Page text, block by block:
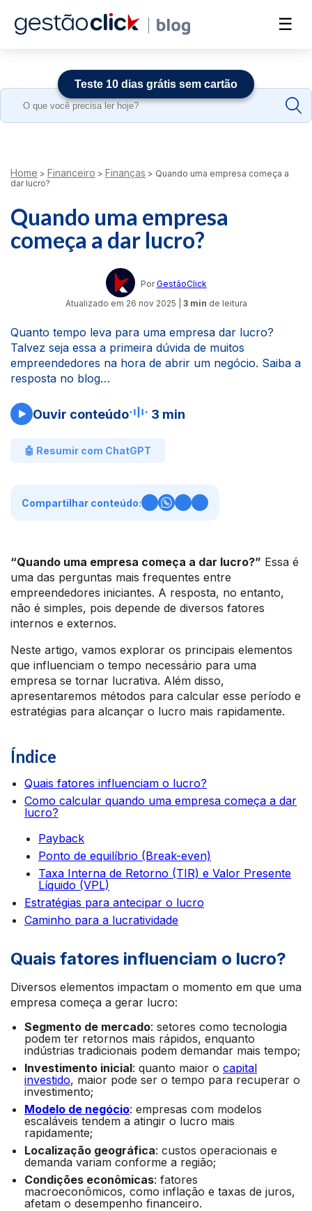
☰
Search
Home > Financeiro > Finanças > Quando uma empresa começa a
dar lucro?
Quando uma empresa
começa a dar lucro?
Por GestãoClick
Atualizado em 26 nov 2025 3 min de leitura
Quanto tempo leva para uma empresa dar lucro?
Talvez seja essa a primeira dúvida de muitos
empreendedores na hora de abrir um negócio. Saiba a
resposta no blog…
Ouvir conteúdo 3 min
🤖 Resumir com ChatGPT
Compartilhar conteúdo:
“Quando uma empresa começa a dar lucro?” Essa é
uma das perguntas mais frequentes entre
empreendedores iniciantes. A resposta, no entanto,
não é simples, pois depende de diversos fatores
internos e externos.
Neste artigo, vamos explorar os principais elementos
que influenciam o tempo necessário para uma
empresa se tornar lucrativa. Além disso,
apresentaremos métodos para calcular esse período e
estratégias para alcançar o lucro mais rapidamente.
Índice
Quais fatores influenciam o lucro?
Como calcular quando uma empresa começa a dar
lucro?
Payback
Ponto de equilíbrio (Break-even)
Taxa Interna de Retorno (TIR) e Valor Presente
Líquido (VPL)
Estratégias para antecipar o lucro
Caminho para a lucratividade
Quais fatores influenciam o lucro?
Diversos elementos impactam o momento em que uma
empresa começa a gerar lucro:
Segmento de mercado: setores como tecnologia
podem ter retornos mais rápidos, enquanto
indústrias tradicionais podem demandar mais tempo;
Investimento inicial: quanto maior o capital
investido, maior pode ser o tempo para recuperar o
investimento;
Modelo de negócio: empresas com modelos
escaláveis tendem a atingir o lucro mais
rapidamente;
Localização geográfica: custos operacionais e
demanda variam conforme a região;
Condições econômicas: fatores
macroeconômicos, como inflação e taxas de juros,
afetam o desempenho financeiro.
Teste 10 dias grátis sem cartão